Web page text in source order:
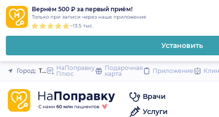
Вернём 500 ₽ за первый приём!
Только при записи через наше приложение
~13.5 тыс.
Установить
Закрыть
Город: ТверьНаПоправку
Плюс
Подарочная
карта
Приложение
Врачи
Услуги